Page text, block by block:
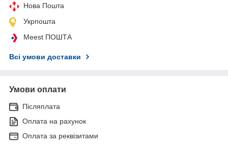
Нова Пошта
Укрпошта
Meest ПОШТА
Всі умови доставки
Умови оплати
Післяплата
Оплата на рахунок
Оплата за реквізитами